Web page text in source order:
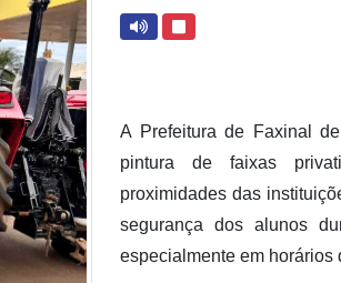
A Prefeitura de Faxinal
pintura de faixas
proximidades das
segurança dos alunos
especialmente em horários